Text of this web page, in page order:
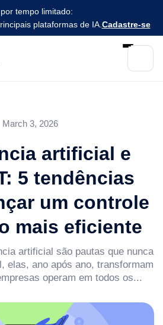
tempo limitado:
plataformas de IA. Cadastre-se
March 3, 2026
artificial e
5 tendências
um controle
mais eficiente
artificial são pautas que nunca
elas, ano após ano, transformam
operam em todos os...